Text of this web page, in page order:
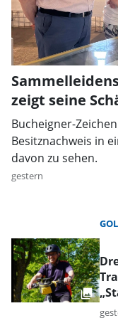
zeigt seine
Bucheigner-
Besitznachweis in
davon zu sehen.
gestern